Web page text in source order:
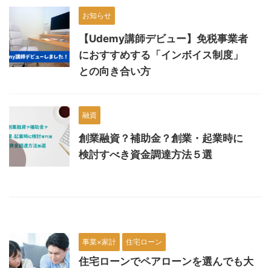
お知らせ
【Udemy講師デビュー】免税事業者
におすすめする「インボイス制度」
との向き合い方
融資
創業融資？補助金？創業・起業時に
検討すべき資金調達方法５選
事業×家計 住宅ローン
住宅ローンでペアローンを選んでも大